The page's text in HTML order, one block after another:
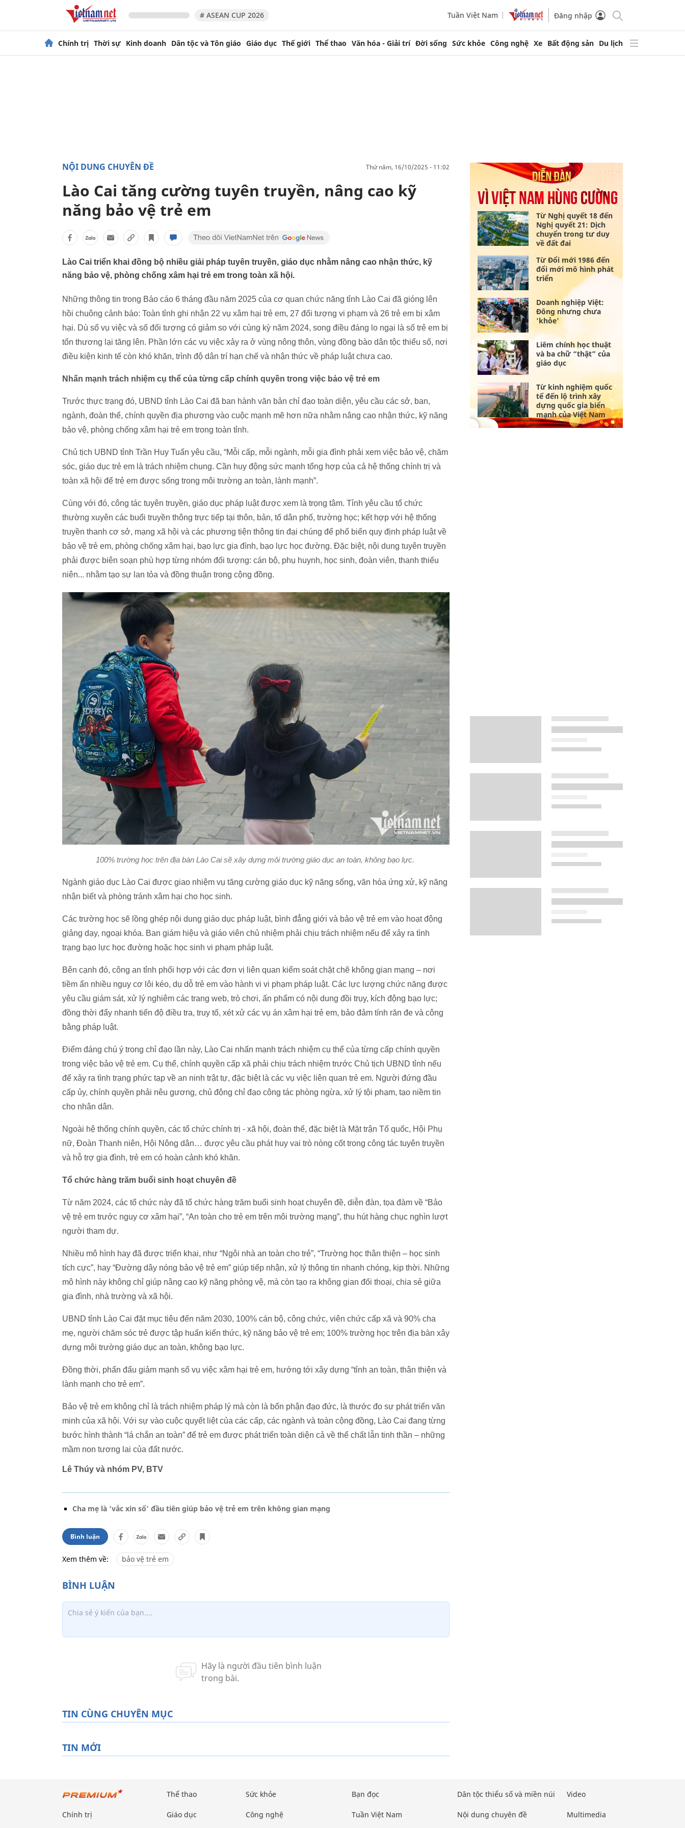
# ASEAN CUP 2026 Tuần Việt Nam Đăng nhập
Chính trị Thời sự Kinh doanh Dân tộc và Tôn giáo Giáo dục Thế giới Thể thao Văn hóa - Giải trí Đời sống Sức khỏe Công nghệ Xe Bất động sản Du lịch
NỘI DUNG CHUYÊN ĐỀ thứ năm, 16/10/2025 - 11:02
Lào Cai tăng cường tuyên truyền, nâng cao kỹ
năng bảo vệ trẻ em
Lào Cai triển khai đồng bộ nhiều giải pháp tuyên truyền, giáo dục nhằm nâng cao nhận thức, kỹ
năng bảo vệ, phòng chống xâm hại trẻ em trong toàn xã hội.
Những thông tin trong Báo cáo 6 tháng đầu năm 2025 của cơ quan chức năng tỉnh Lào Cai đã gióng lên
hồi chuông cảnh báo: Toàn tỉnh ghi nhận 22 vụ xâm hại trẻ em, 27 đối tượng vi phạm và 26 trẻ em bị xâm
hại. Dù số vụ việc và số đối tượng có giảm so với cùng kỳ năm 2024, song điều đáng lo ngại là số trẻ em bị
tổn thương lại tăng lên. Phần lớn các vụ việc xảy ra ở vùng nông thôn, vùng đồng bào dân tộc thiểu số, nơi
điều kiện kinh tế còn khó khăn, trình độ dân trí hạn chế và nhận thức về pháp luật chưa cao.
Nhấn mạnh trách nhiệm cụ thể của từng cấp chính quyền trong việc bảo vệ trẻ em
Trước thực trạng đó, UBND tỉnh Lào Cai đã ban hành văn bản chỉ đạo toàn diện, yêu cầu các sở, ban,
ngành, đoàn thể, chính quyền địa phương vào cuộc mạnh mẽ hơn nữa nhằm nâng cao nhận thức, kỹ năng
bảo vệ, phòng chống xâm hại trẻ em trong toàn tỉnh.
Chủ tịch UBND tỉnh Trần Huy Tuấn yêu cầu, “Mỗi cấp, mỗi ngành, mỗi gia đình phải xem việc bảo vệ, chăm
sóc, giáo dục trẻ em là trách nhiệm chung. Cần huy động sức mạnh tổng hợp của cả hệ thống chính trị và
toàn xã hội để trẻ em được sống trong môi trường an toàn, lành mạnh”.
Cùng với đó, công tác tuyên truyền, giáo dục pháp luật được xem là trọng tâm. Tỉnh yêu cầu tổ chức
thường xuyên các buổi truyền thông trực tiếp tại thôn, bản, tổ dân phố, trường học; kết hợp với hệ thống
truyền thanh cơ sở, mạng xã hội và các phương tiện thông tin đại chúng để phổ biến quy định pháp luật về
bảo vệ trẻ em, phòng chống xâm hại, bạo lực gia đình, bạo lực học đường. Đặc biệt, nội dung tuyên truyền
phải được biên soạn phù hợp từng nhóm đối tượng: cán bộ, phụ huynh, học sinh, đoàn viên, thanh thiếu
niên... nhằm tạo sự lan tỏa và đồng thuận trong cộng đồng.
100% trường học trên địa bàn Lào Cai sẽ xây dựng môi trường giáo dục an toàn, không bạo lực.
Ngành giáo dục Lào Cai được giao nhiệm vụ tăng cường giáo dục kỹ năng sống, văn hóa ứng xử, kỹ năng
nhận biết và phòng tránh xâm hại cho học sinh.
Các trường học sẽ lồng ghép nội dung giáo dục pháp luật, bình đẳng giới và bảo vệ trẻ em vào hoạt động
giảng dạy, ngoại khóa. Ban giám hiệu và giáo viên chủ nhiệm phải chịu trách nhiệm nếu để xảy ra tình
trạng bạo lực học đường hoặc học sinh vi phạm pháp luật.
Bên cạnh đó, công an tỉnh phối hợp với các đơn vị liên quan kiểm soát chặt chẽ không gian mạng – nơi
tiềm ẩn nhiều nguy cơ lôi kéo, dụ dỗ trẻ em vào hành vi vi phạm pháp luật. Các lực lượng chức năng được
yêu cầu giám sát, xử lý nghiêm các trang web, trò chơi, ấn phẩm có nội dung đồi trụy, kích động bạo lực;
đồng thời đẩy nhanh tiến độ điều tra, truy tố, xét xử các vụ án xâm hại trẻ em, bảo đảm tính răn đe và công
bằng pháp luật.
Điểm đáng chú ý trong chỉ đạo lần này, Lào Cai nhấn mạnh trách nhiệm cụ thể của từng cấp chính quyền
trong việc bảo vệ trẻ em. Cụ thể, chính quyền cấp xã phải chịu trách nhiệm trước Chủ tịch UBND tỉnh nếu
để xảy ra tình trạng phức tạp về an ninh trật tự, đặc biệt là các vụ việc liên quan trẻ em. Người đứng đầu
cấp ủy, chính quyền phải nêu gương, chủ động chỉ đạo công tác phòng ngừa, xử lý tội phạm, tạo niềm tin
cho nhân dân.
Ngoài hệ thống chính quyền, các tổ chức chính trị - xã hội, đoàn thể, đặc biệt là Mặt trận Tổ quốc, Hội Phụ
nữ, Đoàn Thanh niên, Hội Nông dân… được yêu cầu phát huy vai trò nòng cốt trong công tác tuyên truyền
và hỗ trợ gia đình, trẻ em có hoàn cảnh khó khăn.
Tổ chức hàng trăm buổi sinh hoạt chuyên đề
Từ năm 2024, các tổ chức này đã tổ chức hàng trăm buổi sinh hoạt chuyên đề, diễn đàn, tọa đàm về “Bảo
vệ trẻ em trước nguy cơ xâm hại”, “An toàn cho trẻ em trên môi trường mạng”, thu hút hàng chục nghìn lượt
người tham dự.
Nhiều mô hình hay đã được triển khai, như “Ngôi nhà an toàn cho trẻ”, “Trường học thân thiện – học sinh
tích cực”, hay “Đường dây nóng bảo vệ trẻ em” giúp tiếp nhận, xử lý thông tin nhanh chóng, kịp thời. Những
mô hình này không chỉ giúp nâng cao kỹ năng phòng vệ, mà còn tạo ra không gian đối thoại, chia sẻ giữa
gia đình, nhà trường và xã hội.
UBND tỉnh Lào Cai đặt mục tiêu đến năm 2030, 100% cán bộ, công chức, viên chức cấp xã và 90% cha
mẹ, người chăm sóc trẻ được tập huấn kiến thức, kỹ năng bảo vệ trẻ em; 100% trường học trên địa bàn xây
dựng môi trường giáo dục an toàn, không bạo lực.
Đồng thời, phấn đấu giảm mạnh số vụ việc xâm hại trẻ em, hướng tới xây dựng “tỉnh an toàn, thân thiện và
lành mạnh cho trẻ em”.
Bảo vệ trẻ em không chỉ là trách nhiệm pháp lý mà còn là bổn phận đạo đức, là thước đo sự phát triển văn
minh của xã hội. Với sự vào cuộc quyết liệt của các cấp, các ngành và toàn cộng đồng, Lào Cai đang từng
bước hình thành “lá chắn an toàn” để trẻ em được phát triển toàn diện cả về thể chất lẫn tinh thần – những
mầm non tương lai của đất nước.
Lê Thúy và nhóm PV, BTV
Từ Nghị quyết 18 đến
Nghị quyết 21: Dịch
chuyển trong tư duy
về đất đai
Từ Đổi mới 1986 đến
đổi mới mô hình phát
triển
Doanh nghiệp Việt:
Đông nhưng chưa
'khỏe'
Liêm chính học thuật
và ba chữ “thật” của
giáo dục
Từ kinh nghiệm quốc
tế đến lộ trình xây
dựng quốc gia biển
mạnh của Việt Nam
Cha mẹ là ‘vắc xin số’ đầu tiên giúp bảo vệ trẻ em trên không gian mạng
Bình luận
Xem thêm về: bảo vệ trẻ em
TIN CÙNG CHUYÊN MỤC
TIN MỚI
Chính trị
Thể thao
Giáo dục
Sức khỏe
Công nghệ
Bạn đọc
Tuần Việt Nam
Dân tộc thiểu số và miền núi
Nội dung chuyên đề
Video
Multimedia